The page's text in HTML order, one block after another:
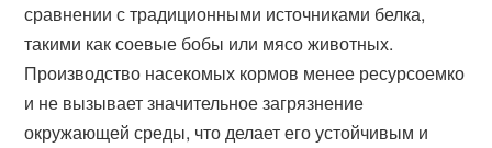
сравнении с традиционными источниками белка,
такими как соевые бобы или мясо животных.
Производство насекомых кормов менее ресурсоемко
и не вызывает значительное загрязнение
окружающей среды, что делает его устойчивым и